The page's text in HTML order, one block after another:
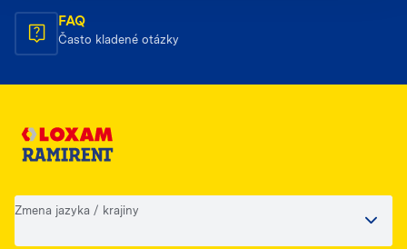
FAQ
Často kladené otázky
Zmena jazyka / krajiny